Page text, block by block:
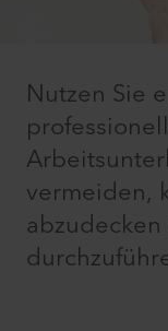
Nutzen Sie
vermeiden,